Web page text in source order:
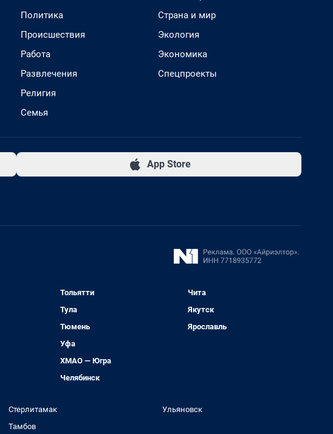
Политика
Происшествия
Работа
Развлечения
Религия
Семья
Страна и мир
Экология
Экономика
Спецпроекты
App Store
Тольятти
Тула
Тюмень
Уфа
ХМАО — Югра
Челябинск
Чита
Якутск
Ярославль
Стерлитамак
Тамбов
Ульяновск